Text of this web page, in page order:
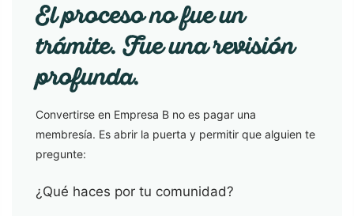
El proceso no fue un
trámite. Fue una revisión
profunda.
Convertirse en Empresa B no es pagar una
membresía. Es abrir la puerta y permitir que alguien te
pregunte:
¿Qué haces por tu comunidad?